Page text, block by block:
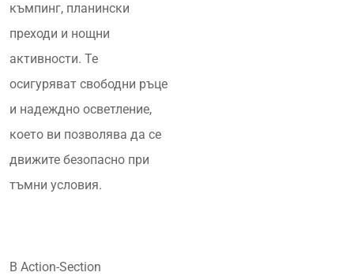
къмпинг, планински
преходи и нощни
активности. Те
осигуряват свободни ръце
и надеждно осветление,
което ви позволява да се
движите безопасно при
тъмни условия.
В Action-Section